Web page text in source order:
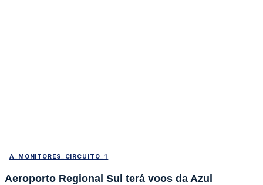
A_MONITORES_CIRCUITO_1
Aeroporto Regional Sul terá voos da Azul